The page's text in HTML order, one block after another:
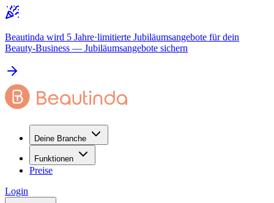
Beautinda wird 5 Jahre·limitierte Jubiläumsangebote für dein
Beauty-Business — Jubiläumsangebote sichern
Deine Branche
Funktionen
Preise
Login